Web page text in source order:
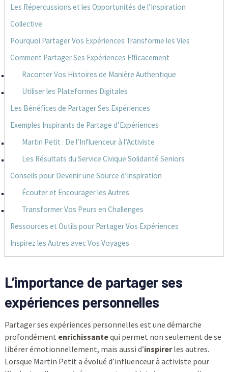
Les Répercussions et les Opportunités de l’Inspiration
Collective
Pourquoi Partager Vos Expériences Transforme les Vies
Comment Partager Ses Expériences Efficacement
Raconter Vos Histoires de Manière Authentique
Utiliser les Plateformes Digitales
Les Bénéfices de Partager Ses Expériences
Exemples Inspirants de Partage d’Expériences
Martin Petit : De l’Influenceur à l’Activiste
Les Résultats du Service Civique Solidarité Seniors
Conseils pour Devenir une Source d’Inspiration
Écouter et Encourager les Autres
Transformer Vos Peurs en Challenges
Ressources et Outils pour Partager Vos Expériences
Inspirez les Autres avec Vos Voyages
L’importance de partager ses
expériences personnelles
Partager ses expériences personnelles est une démarche
profondément enrichissantequi permet non seulement de se
libérer émotionnellement, mais aussi d’inspirerles autres.
Lorsque Martin Petit a évolué d’influenceur à activiste pour